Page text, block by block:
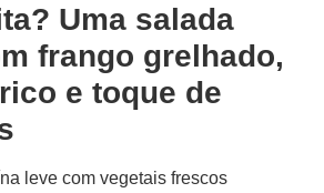
Uma salada
frango grelhado,
e toque de
leve com vegetais frescos